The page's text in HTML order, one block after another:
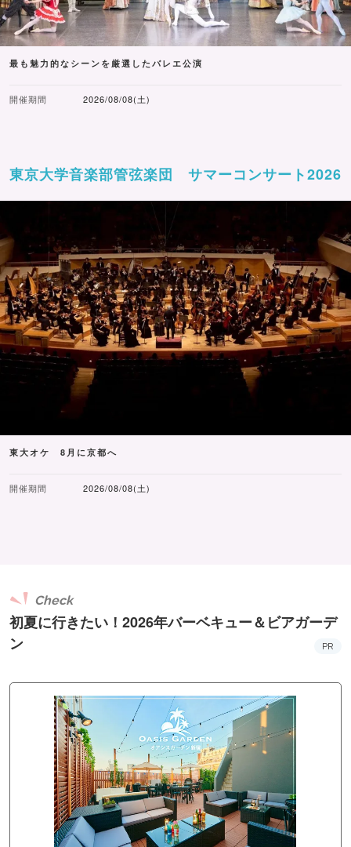
最も魅力的なシーンを厳選したバレエ公演
開催期間 2026/08/08(土)
東京大学音楽部管弦楽団 サマーコンサート2026
東大オケ 8月に京都へ
開催期間 2026/08/08(土)
初夏に行きたい！2026年バーベキュー＆ビアガーデ
ン
Check
PR